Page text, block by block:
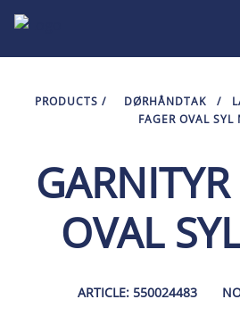
KONTAKT
PRODUCTS / DØRHÅNDTAK /
FAGER OVAL SYL
OVAL
ARTICLE: 550024483